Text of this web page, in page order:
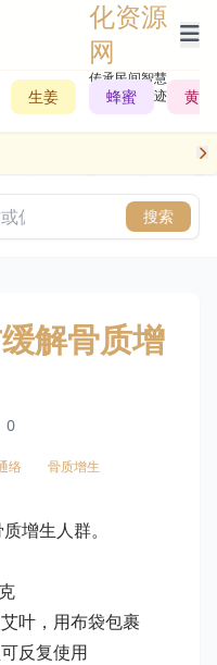
化资源
网
传承民间智慧，
记录历史轨迹
生姜 蜂蜜 黄芪
搜索
解骨质增
0
络 骨质增生
增生人群。
叶，用布袋包裹
反复使用